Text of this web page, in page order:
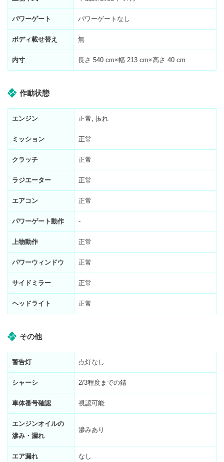
パワーゲート パワーゲートなし
ボディ載せ替え 無
内寸 長さ 540 cm×幅 213 cm×高さ 40 cm
作動状態
エンジン 正常, 振れ
ミッション 正常
クラッチ 正常
ラジエーター 正常
エアコン 正常
パワーゲート動作 -
上物動作 正常
パワーウィンドウ 正常
サイドミラー 正常
ヘッドライト 正常
その他
警告灯 点灯なし
シャーシ 2/3程度までの錆
車体番号確認 視認可能
エンジンオイルの
滲み・漏れ
滲みあり
エア漏れ なし